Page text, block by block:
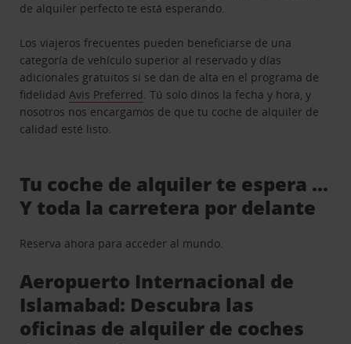
de alquiler perfecto te está esperando.
Los viajeros frecuentes pueden beneficiarse de una
categoría de vehículo superior al reservado y días
adicionales gratuitos si se dan de alta en el programa de
fidelidadAvis Preferred. Tú solo dinos la fecha y hora, y
nosotros nos encargamos de que tu coche de alquiler de
calidad esté listo.
Tu coche de alquiler te espera …
Y toda la carretera por delante
Reserva ahora para acceder al mundo.
Aeropuerto Internacional de
Islamabad: Descubra las
oficinas de alquiler de coches